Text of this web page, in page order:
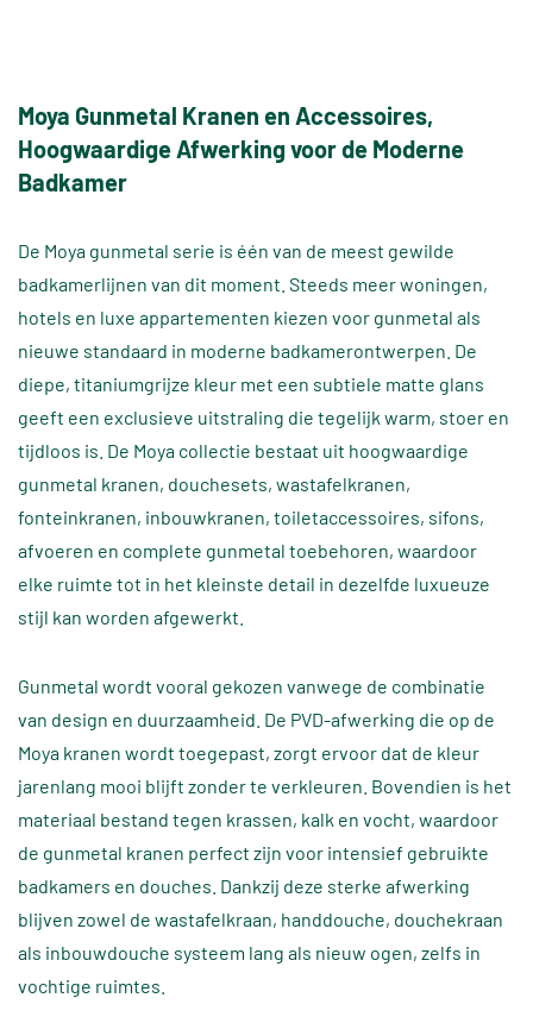
Moya Gunmetal Kranen en Accessoires,
Hoogwaardige Afwerking voor de Moderne
Badkamer
De Moya gunmetal serie is één van de meest gewilde
badkamerlijnen van dit moment. Steeds meer woningen,
hotels en luxe appartementen kiezen voor gunmetal als
nieuwe standaard in moderne badkamerontwerpen. De
diepe, titaniumgrijze kleur met een subtiele matte glans
geeft een exclusieve uitstraling die tegelijk warm, stoer en
tijdloos is. De Moya collectie bestaat uit hoogwaardige
gunmetal kranen, douchesets, wastafelkranen,
fonteinkranen, inbouwkranen, toiletaccessoires, sifons,
afvoeren en complete gunmetal toebehoren, waardoor
elke ruimte tot in het kleinste detail in dezelfde luxueuze
stijl kan worden afgewerkt.
Gunmetal wordt vooral gekozen vanwege de combinatie
van design en duurzaamheid. De PVD-afwerking die op de
Moya kranen wordt toegepast, zorgt ervoor dat de kleur
jarenlang mooi blijft zonder te verkleuren. Bovendien is het
materiaal bestand tegen krassen, kalk en vocht, waardoor
de gunmetal kranen perfect zijn voor intensief gebruikte
badkamers en douches. Dankzij deze sterke afwerking
blijven zowel de wastafelkraan, handdouche, douchekraan
als inbouwdouche systeem lang als nieuw ogen, zelfs in
vochtige ruimtes.